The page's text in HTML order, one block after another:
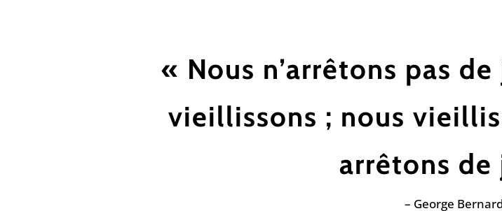
« Nous n’arrêtons pas
vieillissons ; nous
arrêtons de
– George